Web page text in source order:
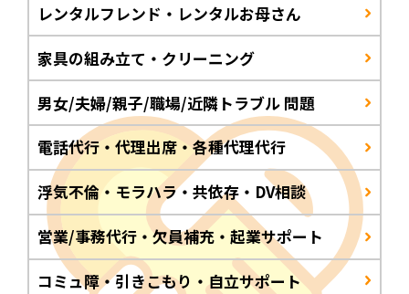
レンタルフレンド・レンタルお母さん
家具の組み立て・クリーニング
男女/夫婦/親子/職場/近隣トラブル 問題
電話代行・代理出席・各種代理代行
浮気不倫・モラハラ・共依存・DV相談
営業/事務代行・欠員補充・起業サポート
コミュ障・引きこもり・自立サポート